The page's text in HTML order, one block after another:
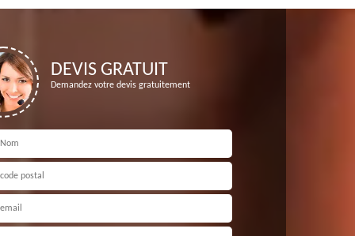
DEVIS GRATUIT
Demandez votre devis gratuitement